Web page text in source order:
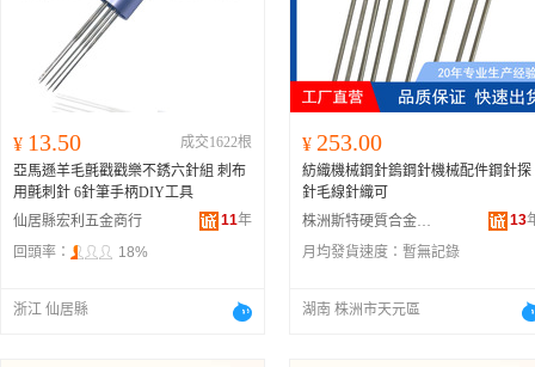
¥ 13.50
成交1622根
亞馬遜羊毛氈戳戳樂不銹六針組 刺布
用氈刺針 6針筆手柄DIY工具
仙居縣宏利五金商行
11年
回頭率：
18%
浙江 仙居縣
¥ 253.00
紡織機械鋼針鎢鋼針機械配件鋼針探
針毛線針織可
株洲斯特硬質合金有限責任公司
13
月均發貨速度： 暫無記錄
湖南 株洲市天元區